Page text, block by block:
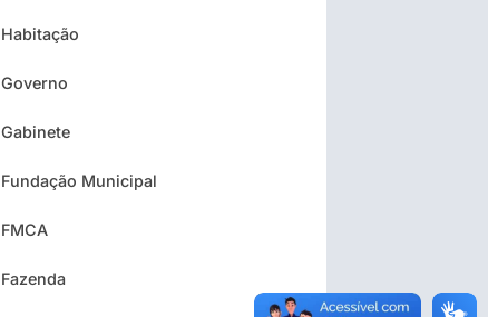
Habitação
Governo
Gabinete
Fundação Municipal
FMCA
Fazenda